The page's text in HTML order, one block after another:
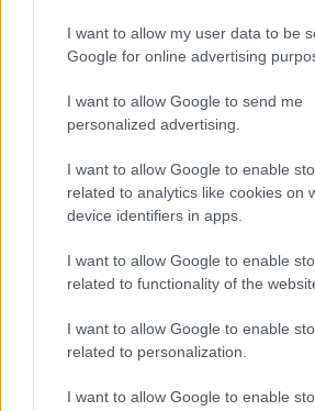
I want to allow my user data to be
Google for online advertising
I want to allow Google to send me
personalized advertising.
I want to allow Google to enable
related to analytics like cookies on
device identifiers in apps.
I want to allow Google to enable
related to functionality of the
I want to allow Google to enable
related to personalization.
I want to allow Google to enable
ritorno sul palco
Susanna Riva · 6 Ago 2026
NEWS